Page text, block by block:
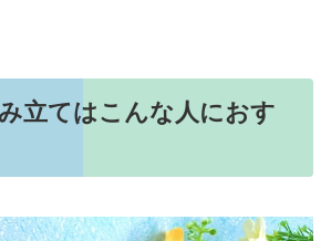
立てはこんな人におす